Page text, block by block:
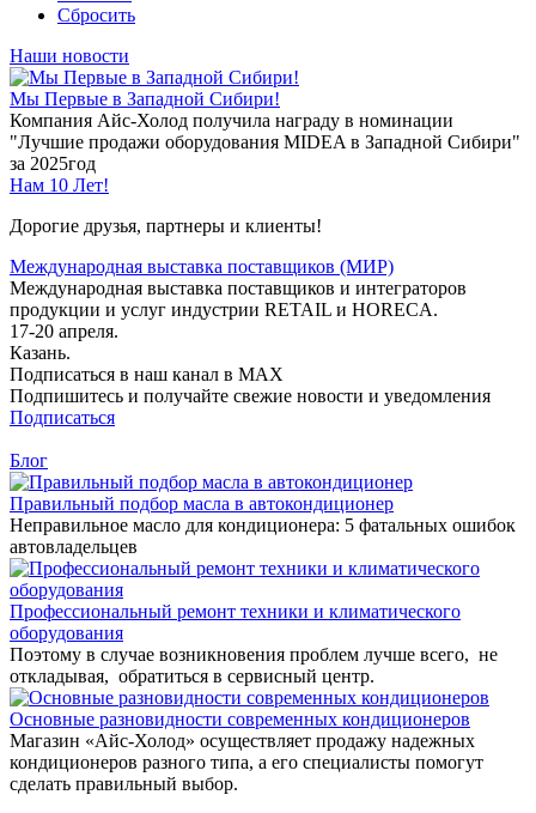
Сбросить
Наши новости
Мы Первые в Западной Сибири!
Компания Айс-Холод получила награду в номинации
"Лучшие продажи оборудования MIDEA в Западной Сибири"
за 2025год
Нам 10 Лет!
Дорогие друзья, партнеры и клиенты!
Международная выставка поставщиков (МИР)
Международная выставка поставщиков и интеграторов
продукции и услуг индустрии RETAIL и HORECA.
17-20 апреля.
Казань.
Подписаться в наш канал в MAX
Подпишитесь и получайте свежие новости и уведомления
Подписаться
Блог
Правильный подбор масла в автокондиционер
Неправильное масло для кондиционера: 5 фатальных ошибок
автовладельцев
Профессиональный ремонт техники и климатического
оборудования
Поэтому в случае возникновения проблем лучше всего, не
откладывая, обратиться в сервисный центр.
Основные разновидности современных кондиционеров
Магазин «Айс-Холод» осуществляет продажу надежных
кондиционеров разного типа, а его специалисты помогут
сделать правильный выбор.